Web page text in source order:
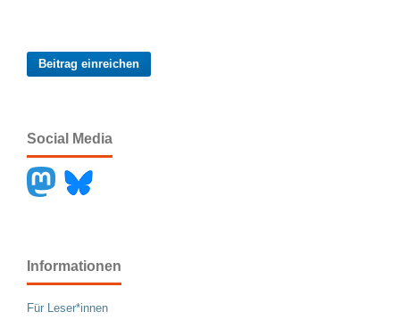
Beitrag einreichen
Social Media
Informationen
Für Leser*innen